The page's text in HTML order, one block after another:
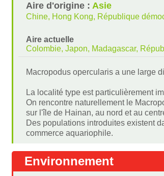
Aire d'origine :Asie
Chine, Hong Kong, République
Aire actuelle
Colombie, Japon, Madagascar,
Macropodus opercularis a une large
La localité type est particulièrement
On rencontre naturellement le
sur l'île de Hainan, au nord et au
Des populations introduites existent
commerce aquariophile.
Environnement